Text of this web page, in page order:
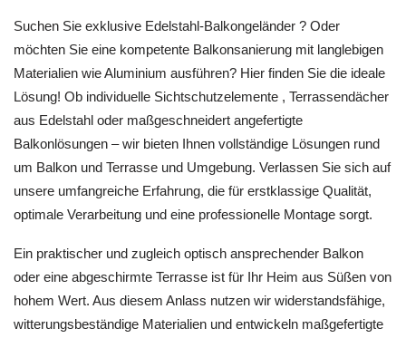
Suchen Sie exklusive Edelstahl-Balkongeländer ? Oder
möchten Sie eine kompetente Balkonsanierung mit langlebigen
Materialien wie Aluminium ausführen? Hier finden Sie die ideale
Lösung! Ob individuelle Sichtschutzelemente , Terrassendächer
aus Edelstahl oder maßgeschneidert angefertigte
Balkonlösungen – wir bieten Ihnen vollständige Lösungen rund
um Balkon und Terrasse und Umgebung. Verlassen Sie sich auf
unsere umfangreiche Erfahrung, die für erstklassige Qualität,
optimale Verarbeitung und eine professionelle Montage sorgt.
Ein praktischer und zugleich optisch ansprechender Balkon
oder eine abgeschirmte Terrasse ist für Ihr Heim aus Süßen von
hohem Wert. Aus diesem Anlass nutzen wir widerstandsfähige,
witterungsbeständige Materialien und entwickeln maßgefertigte